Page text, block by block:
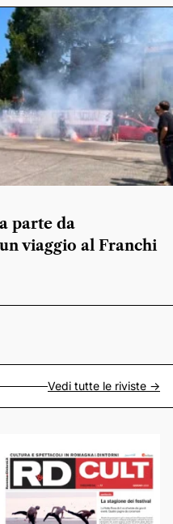
parte da
viaggio al Franchi
Vedi tutte le riviste ->